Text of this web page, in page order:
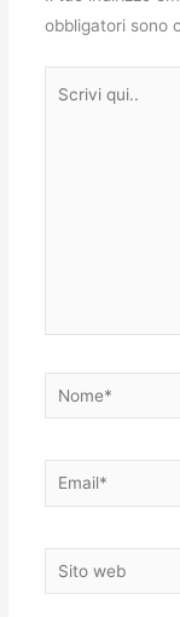
obbligatori sono
Nome*
Email*
Sito
web